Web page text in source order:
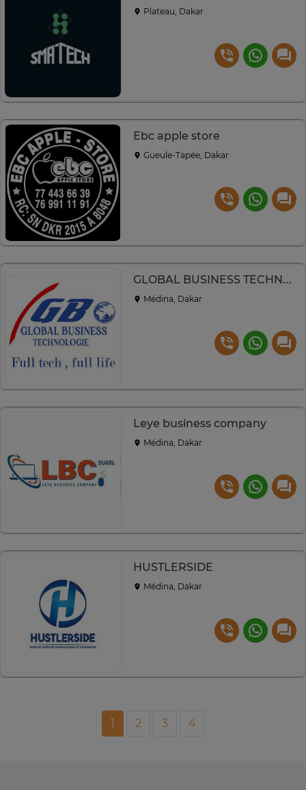
Plateau, Dakar
Ebc apple store
Gueule-Tapée, Dakar
GLOBAL BUSINESS TECHNOLOGIE
Médina, Dakar
Leye business company
Médina, Dakar
HUSTLERSIDE
Médina, Dakar
1 2 3 4